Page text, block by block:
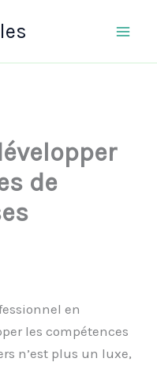
de
en
les compétences
n’est plus un luxe,